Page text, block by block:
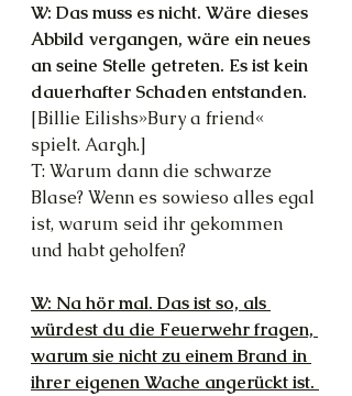
W: Das muss es nicht. Wäre dieses
Abbild vergangen, wäre ein neues
an seine Stelle getreten. Es ist kein
dauerhafter Schaden entstanden.
[Billie Eilishs»Bury a friend«
spielt. Aargh.]
T: Warum dann die schwarze
Blase? Wenn es sowieso alles egal
ist, warum seid ihr gekommen
und habt geholfen?
W: Na hör mal. Das ist so, als
würdest du die Feuerwehr fragen,
warum sie nicht zu einem Brand in
ihrer eigenen Wache angerückt ist.